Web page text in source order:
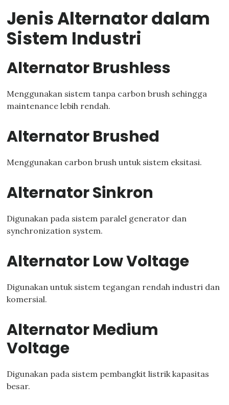
Jenis Alternator dalam
Sistem Industri
Alternator Brushless
Menggunakan sistem tanpa carbon brush sehingga
maintenance lebih rendah.
Alternator Brushed
Menggunakan carbon brush untuk sistem eksitasi.
Alternator Sinkron
Digunakan pada sistem paralel generator dan
synchronization system.
Alternator Low Voltage
Digunakan untuk sistem tegangan rendah industri dan
komersial.
Alternator Medium
Voltage
Digunakan pada sistem pembangkit listrik kapasitas
besar.